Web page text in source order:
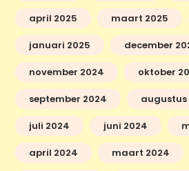
april 2025 maart 2025
januari 2025 december
november 2024 oktober
september 2024 augustus
juli 2024 juni 2024
april 2024 maart 2024